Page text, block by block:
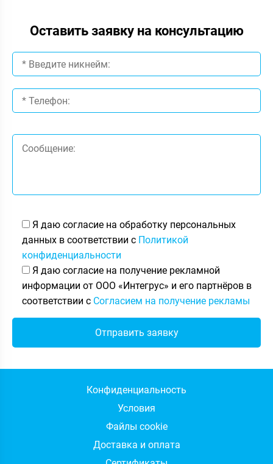
Оставить заявку на консультацию
Я даю согласие на обработку персональных
данных в соответствии с Политикой
конфиденциальности
Я даю согласие на получение рекламной
информации от ООО «Интегрус» и его партнёров в
соответствии с Согласием на получение рекламы
Конфиденциальность
Условия
Файлы cookie
Доставка и оплата